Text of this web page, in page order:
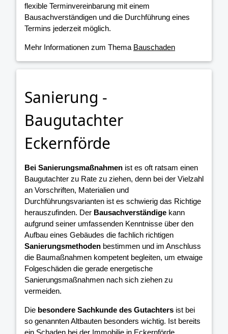
flexible Terminvereinbarung mit einem
Bausachverständigen und die Durchführung eines
Termins jederzeit möglich.
Mehr Informationen zum Thema Bauschaden
Sanierung -
Baugutachter
Eckernförde
Bei Sanierungsmaßnahmen ist es oft ratsam einen
Baugutachter zu Rate zu ziehen, denn bei der Vielzahl
an Vorschriften, Materialien und
Durchführungsvarianten ist es schwierig das Richtige
herauszufinden. Der Bausachverständige kann
aufgrund seiner umfassenden Kenntnisse über den
Aufbau eines Gebäudes die fachlich richtigen
Sanierungsmethoden bestimmen und im Anschluss
die Baumaßnahmen kompetent begleiten, um etwaige
Folgeschäden die gerade energetische
Sanierungsmaßnahmen nach sich ziehen zu
vermeiden.
Die besondere Sachkunde des Gutachters ist bei
so genannten Altbauten besonders wichtig. Ist bereits
ein Schaden bei der Immobilie in Eckernförde